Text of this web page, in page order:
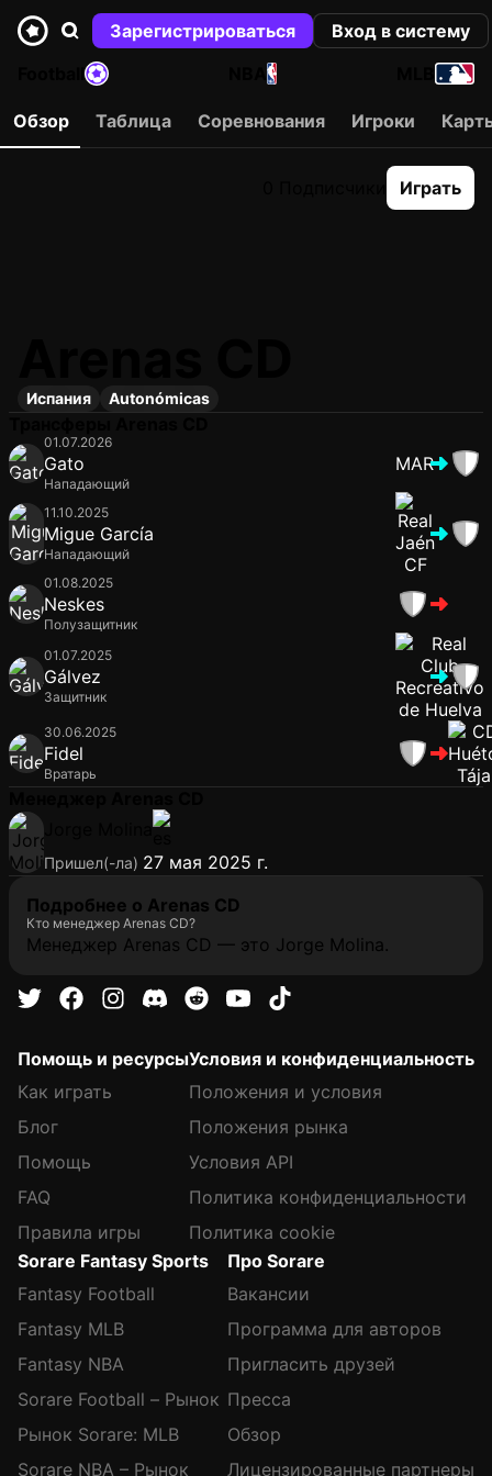
Зарегистрироваться
Вход в систему
NBA
Обзор Таблица Соревнования Игроки
Играть
Испания Autonómicas
01.07.2026
Gato
Нападающий
MAR
11.10.2025
Migue García
Нападающий
01.08.2025
Neskes
Полузащитник
01.07.2025
Gálvez
Защитник
30.06.2025
Fidel
Вратарь
Пришел(-ла) 27 мая 2025 г.
Подробнее о Arenas CD
Кто менеджер Arenas CD?
Менеджер Arenas CD — это Jorge Molina.
Помощь и ресурсы
Как играть
Блог
Помощь
FAQ
Правила игры
Условия и конфиденциальность
Положения и условия
Положения рынка
Условия API
Политика конфиденциальности
Политика cookie
Sorare Fantasy Sports
Fantasy Football
Fantasy MLB
Fantasy NBA
Sorare Football – Рынок
Рынок Sorare: MLB
Sorare NBA – Рынок
Про Sorare
Вакансии
Программа для авторов
Пригласить друзей
Пресса
Обзор
Лицензированные партнеры